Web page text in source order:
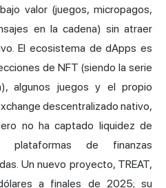
valor (juegos, micropagos,
en la cadena) sin atraer
El ecosistema de dApps es
de NFT (siendo la serie
algunos juegos y el propio
descentralizado nativo,
no ha captado liquidez de
de finanzas
Un nuevo proyecto, TREAT,
a finales de 2025; su